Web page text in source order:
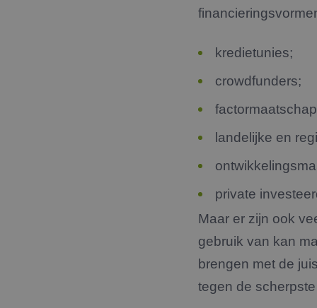
kredietunies;
crowdfunders;
landelijke en
private
Maar er zijn ook
gebruik van kan
brengen met de
tegen de
MR
_fbp
_clck
SRM_B
FPLC
_fbp_backup